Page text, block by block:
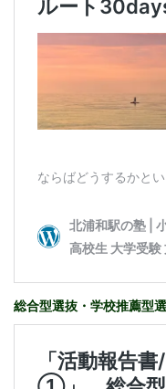
総合型選抜・学校推薦型